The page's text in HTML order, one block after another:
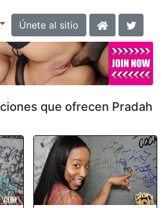
Únete al sitio
que ofrecen Pradah